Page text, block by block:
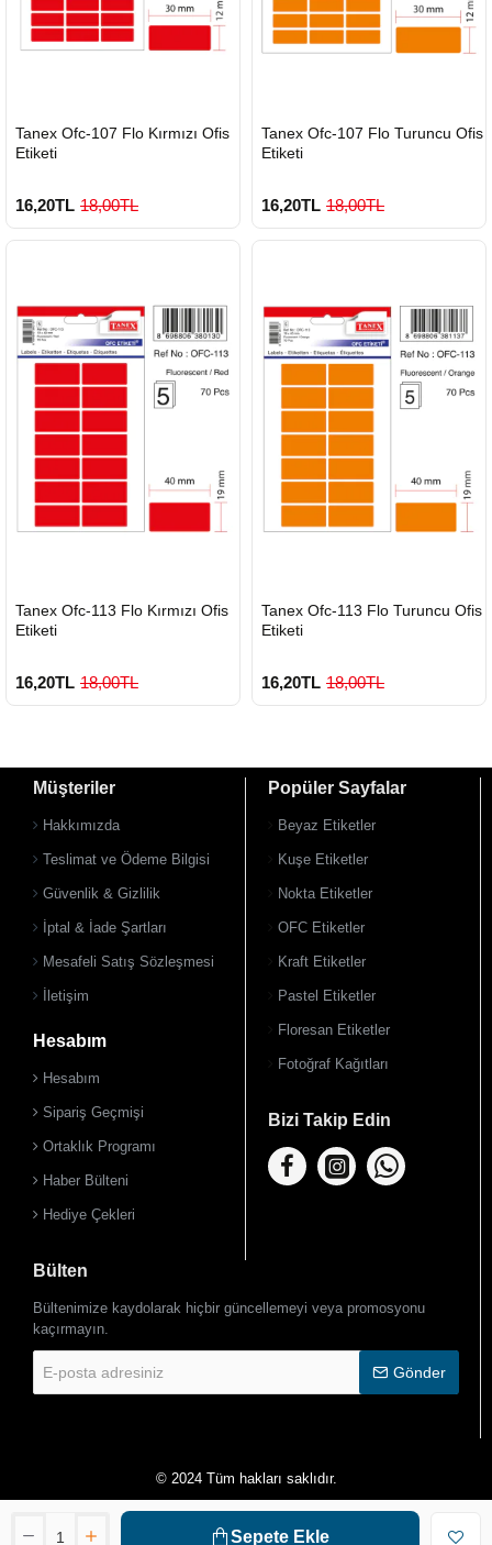
Sepete Ekle
GÖNDERİ
Tanex Ofc-107 Flo Kırmızı Ofis
Etiketi
16,20TL 18,00TL
GÖNDERİ
Tanex Ofc-107 Flo Turuncu Ofis
Etiketi
16,20TL 18,00TL
GÖNDERİ
Tanex Ofc-113 Flo Kırmızı Ofis
Etiketi
16,20TL 18,00TL
GÖNDERİ
Tanex Ofc-113 Flo Turuncu Ofis
Etiketi
16,20TL 18,00TL
Müşteriler
Hakkımızda
Teslimat ve Ödeme Bilgisi
Güvenlik & Gizlilik
İptal & İade Şartları
Mesafeli Satış Sözleşmesi
İletişim
Hesabım
Hesabım
Sipariş Geçmişi
Ortaklık Programı
Haber Bülteni
Hediye Çekleri
Popüler Sayfalar
Beyaz Etiketler
Kuşe Etiketler
Nokta Etiketler
OFC Etiketler
Kraft Etiketler
Pastel Etiketler
Floresan Etiketler
Fotoğraf Kağıtları
Bizi Takip Edin
Bülten
Bültenimize kaydolarak hiçbir güncellemeyi veya promosyonu
kaçırmayın.
posta
adresiniz
Gönder
© 2024 Tüm hakları saklıdır.